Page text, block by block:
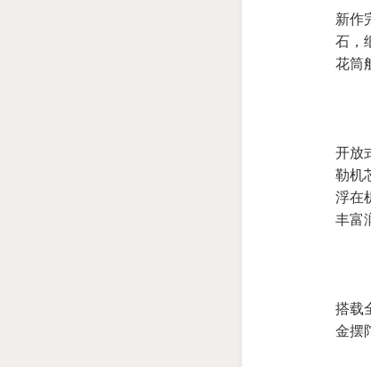
新作
石，
花筒
开放
勒机
浮在
丰富
搭载
金摆